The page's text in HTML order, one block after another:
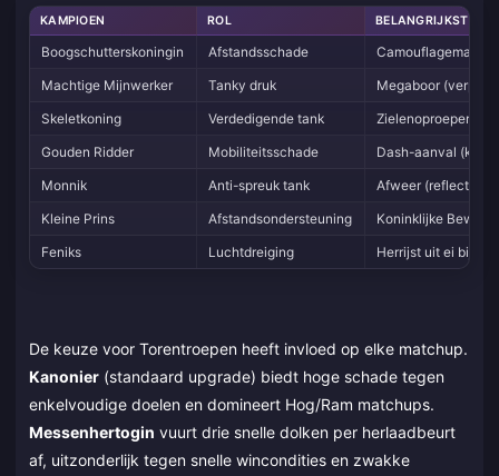
KAMPIOEN ROL BELANGRIJKSTE
Boogschutterskoningin Afstandsschade
Machtige Mijnwerker
Tanky druk
Megaboor
Skeletkoning
Verdedigende tank
Zielenoproeper
Gouden Ridder
Mobiliteitsschade
Dash-aanval
Monnik
Anti-spreuk tank
Afweer (reflecteert
Kleine Prins
Afstandsondersteuning
Koninklijke
Feniks
Luchtdreiging Herrijst uit ei bij
De keuze voor Torentroepen heeft invloed op elke matchup.
Kanonier (standaard upgrade) biedt hoge schade tegen
enkelvoudige doelen en domineert Hog/Ram matchups.
Messenhertogin vuurt drie snelle dolken per herlaadbeurt
af, uitzonderlijk tegen snelle wincondities en zwakke